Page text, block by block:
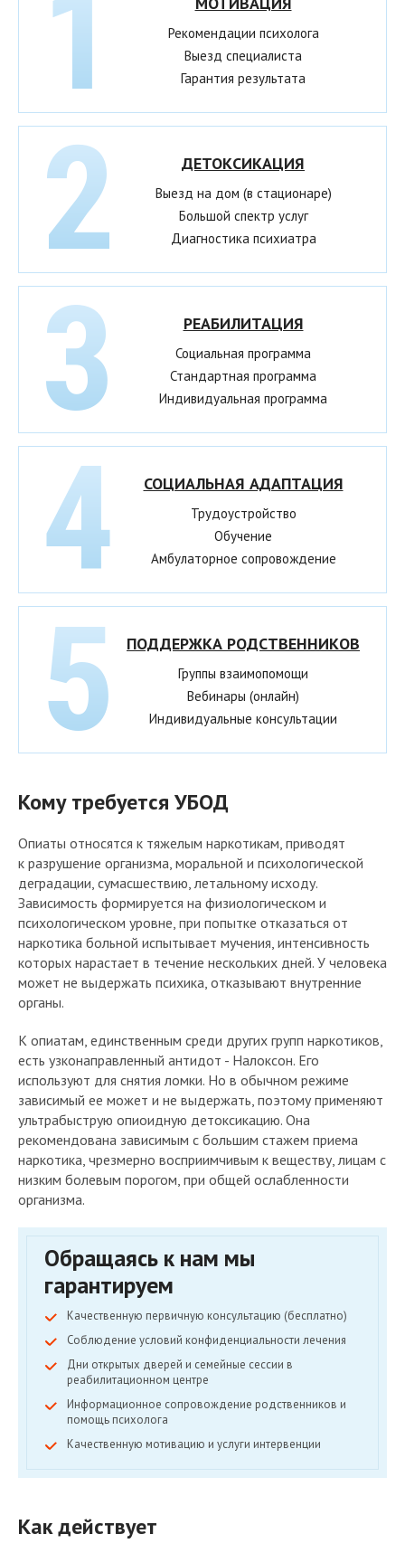
Рекомендации психолога
Выезд специалиста
Гарантия результата
ДЕТОКСИКАЦИЯ
Выезд на дом (в стационаре)
Большой спектр услуг
Диагностика психиатра
РЕАБИЛИТАЦИЯ
Социальная программа
Стандартная программа
Индивидуальная программа
СОЦИАЛЬНАЯ АДАПТАЦИЯ
Трудоустройство
Обучение
Амбулаторное сопровождение
ПОДДЕРЖКА РОДСТВЕННИКОВ
Группы взаимопомощи
Вебинары (онлайн)
Индивидуальные консультации
Кому требуется УБОД
Опиаты относятся к тяжелым наркотикам, приводят
к разрушение организма, моральной и психологической
деградации, сумасшествию, летальному исходу.
Зависимость формируется на физиологическом и
психологическом уровне, при попытке отказаться от
наркотика больной испытывает мучения, интенсивность
которых нарастает в течение нескольких дней. У человека
может не выдержать психика, отказывают внутренние
органы.
К опиатам, единственным среди других групп наркотиков,
есть узконаправленный антидот - Налоксон. Его
используют для снятия ломки. Но в обычном режиме
зависимый ее может и не выдержать, поэтому применяют
ультрабыструю опиоидную детоксикацию. Она
рекомендована зависимым с большим стажем приема
наркотика, чрезмерно восприимчивым к веществу, лицам с
низким болевым порогом, при общей ослабленности
организма.
Обращаясь к нам мы
гарантируем
Качественную первичную консультацию (бесплатно)
Соблюдение условий конфиденциальности лечения
Дни открытых дверей и семейные сессии в
реабилитационном центре
Информационное сопровождение родственников и
помощь психолога
Качественную мотивацию и услуги интервенции
Как действует